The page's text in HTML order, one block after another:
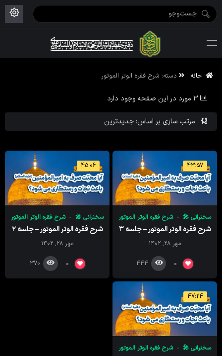
خانه دسته: شرح فقره الوتر الموتور
مرتب سازی بر اساس: جدیدترین
3 مورد در این صفحه وجود دارد
43:57
سخنرانی 🎤 شرح فقره الوتر الموتور
شرح فقره الوتر الموتور – جلسه ۳
مهر ۲۸, ۱۴۰۲
0
444
45:06
سخنرانی 🎤 شرح فقره الوتر الموتور
شرح فقره الوتر الموتور – جلسه ۲
مهر ۲۸, ۱۴۰۲
0
370
47:24
سخنرانی 🎤 شرح فقره الوتر الموتور